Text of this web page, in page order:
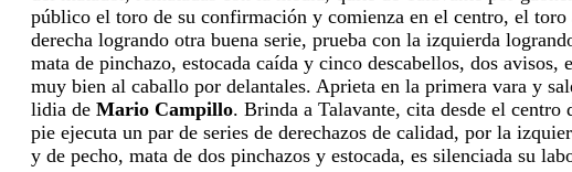
público el toro de su confirmación y comienza en el centro, el
derecha logrando otra buena serie, prueba con la izquierda
mata de pinchazo, estocada caída y cinco descabellos, dos avisos,
muy bien al caballo por delantales. Aprieta en la primera vara y
lidia de Mario Campillo. Brinda a Talavante, cita desde el centro
pie ejecuta un par de series de derechazos de calidad, por la
y de pecho, mata de dos pinchazos y estocada, es silenciada su